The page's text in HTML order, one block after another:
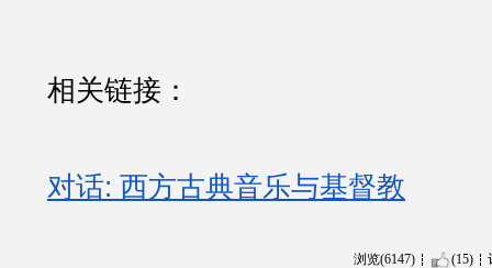
相关链接：
对话: 西方古典音乐与基督教
浏览(6147) (15)